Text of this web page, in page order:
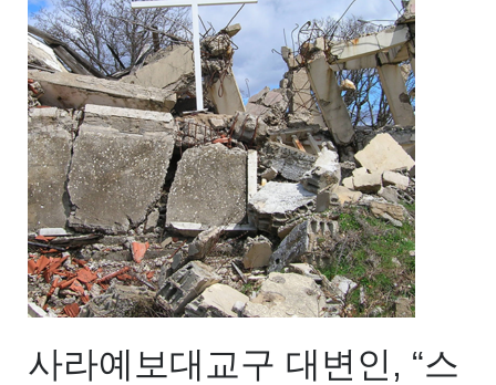
사라예보대교구 대변인, “스